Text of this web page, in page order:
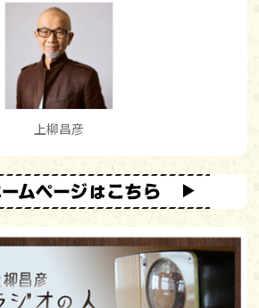
上柳昌彦